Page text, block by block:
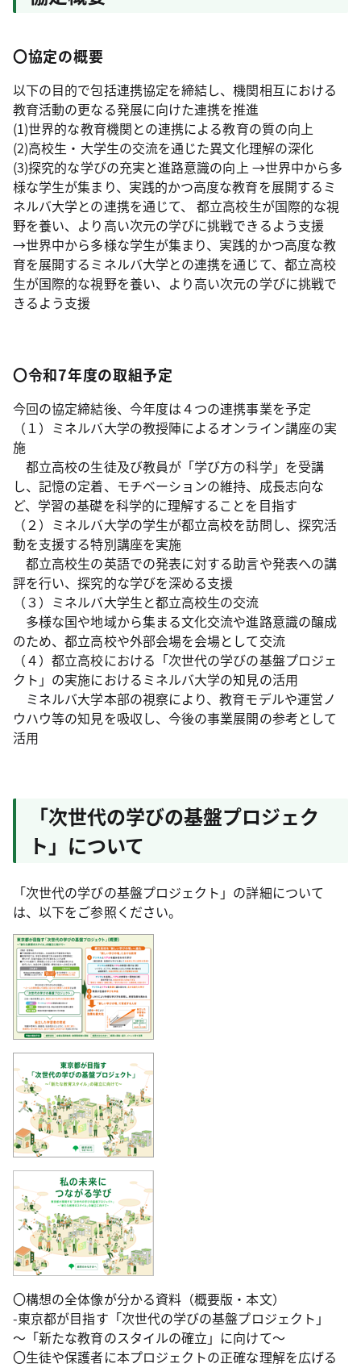
〇協定の概要
以下の目的で包括連携協定を締結し、機関相互における
教育活動の更なる発展に向けた連携を推進
(1)世界的な教育機関との連携による教育の質の向上
(2)高校生・大学生の交流を通じた異文化理解の深化
(3)探究的な学びの充実と進路意識の向上 →世界中から多
様な学生が集まり、実践的かつ高度な教育を展開するミ
ネルバ大学との連携を通じて、 都立高校生が国際的な視
野を養い、より高い次元の学びに挑戦できるよう支援
→世界中から多様な学生が集まり、実践的かつ高度な教
育を展開するミネルバ大学との連携を通じて、都立高校
生が国際的な視野を養い、より高い次元の学びに挑戦で
きるよう支援
〇令和7年度の取組予定
今回の協定締結後、今年度は４つの連携事業を予定
（１）ミネルバ大学の教授陣によるオンライン講座の実
施
都立高校の生徒及び教員が「学び方の科学」を受講
し、記憶の定着、モチベーションの維持、成長志向な
ど、学習の基礎を科学的に理解することを目指す
（２）ミネルバ大学の学生が都立高校を訪問し、探究活
動を支援する特別講座を実施
都立高校生の英語での発表に対する助言や発表への講
評を行い、探究的な学びを深める支援
（３）ミネルバ大学生と都立高校生の交流
多様な国や地域から集まる文化交流や進路意識の醸成
のため、都立高校や外部会場を会場として交流
（４）都立高校における「次世代の学びの基盤プロジェ
クト」の実施におけるミネルバ大学の知見の活用
ミネルバ大学本部の視察により、教育モデルや運営ノ
ウハウ等の知見を吸収し、今後の事業展開の参考として
活用
「次世代の学びの基盤プロジェク
ト」について
「次世代の学びの基盤プロジェクト」の詳細について
は、以下をご参照ください。
〇構想の全体像が分かる資料（概要版・本文）
-東京都が目指す「次世代の学びの基盤プロジェクト」
～「新たな教育のスタイルの確立」に向けて～
〇生徒や保護者に本プロジェクトの正確な理解を広げる